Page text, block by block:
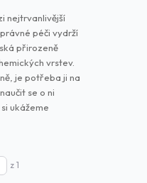
nejtrvanlivější
péči vydrží
přirozeně
vrstev.
je potřeba ji na
se o ni
ukážeme
z 1